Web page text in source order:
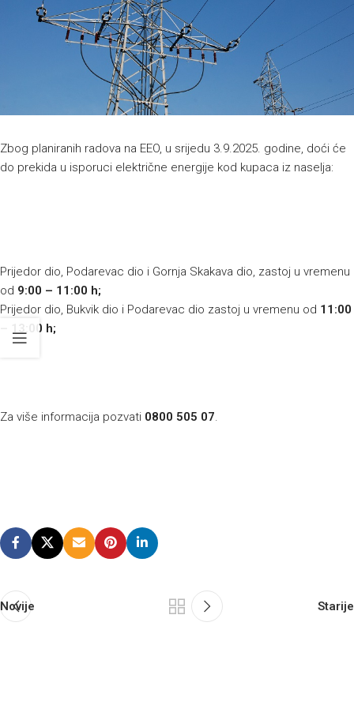
Zbog planiranih radova na EEO, u srijedu 3.9.2025. godine, doći će
do prekida u isporuci električne energije kod kupaca iz naselja:
Prijedor dio, Podarevac dio i Gornja Skakava dio, zastoj u vremenu
od 9:00 – 11:00 h;
Prijedor dio, Bukvik dio i Podarevac dio zastoj u vremenu od 11:00
– 13:00 h;
Za više informacija pozvati 0800 505 07
Novije Starije